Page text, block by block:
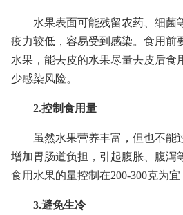
水果表面可能残留农药、细菌
疫力较低，容易受到感染。食用前
水果，能去皮的水果尽量去皮后食
少感染风险。
2.控制食用量
虽然水果营养丰富，但也不能
增加胃肠道负担，引起腹胀、腹泻
食用水果的量控制在200-300克为宜
3.避免生冷